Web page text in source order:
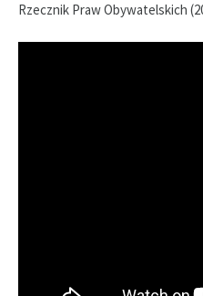
Rzecznik Praw Obywatelskich